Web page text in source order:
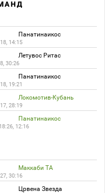
Панатинаикос
14:15
Летувос Ритас
30:26
Панатинаикос
19:21
Локомотив-Кубань
28:19
Панатинаикос
12:16
Маккаби ТА
30:16
Црвена Звезда